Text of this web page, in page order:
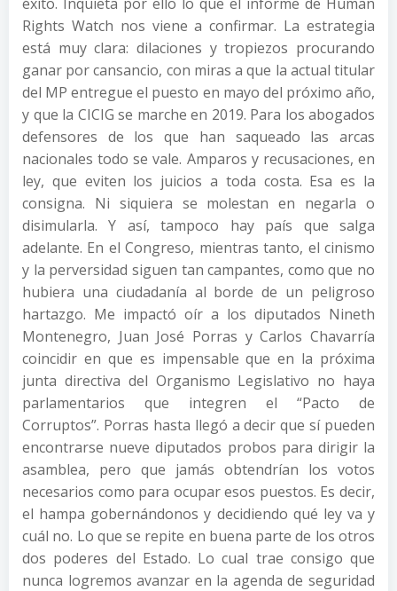
Rights Watch nos viene a confirmar. La estrategia
está muy clara: dilaciones y tropiezos procurando
ganar por cansancio, con miras a que la actual titular
del MP entregue el puesto en mayo del próximo año,
y que la CICIG se marche en 2019. Para los abogados
defensores de los que han saqueado las arcas
nacionales todo se vale. Amparos y recusaciones, en
ley, que eviten los juicios a toda costa. Esa es la
consigna. Ni siquiera se molestan en negarla o
disimularla. Y así, tampoco hay país que salga
adelante. En el Congreso, mientras tanto, el cinismo
y la perversidad siguen tan campantes, como que no
hubiera una ciudadanía al borde de un peligroso
hartazgo. Me impactó oír a los diputados Nineth
Montenegro, Juan José Porras y Carlos Chavarría
coincidir en que es impensable que en la próxima
junta directiva del Organismo Legislativo no haya
parlamentarios que integren el “Pacto de
Corruptos”. Porras hasta llegó a decir que sí pueden
encontrarse nueve diputados probos para dirigir la
asamblea, pero que jamás obtendrían los votos
necesarios como para ocupar esos puestos. Es decir,
el hampa gobernándonos y decidiendo qué ley va y
cuál no. Lo que se repite en buena parte de los otros
dos poderes del Estado. Lo cual trae consigo que
nunca logremos avanzar en la agenda de seguridad